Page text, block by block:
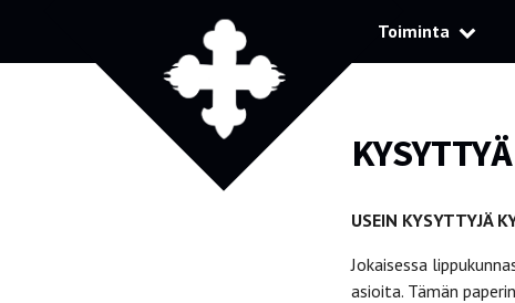
Toiminta
USEIN KYSYTTYJÄ
Jokaisessa
asioita. Tämän